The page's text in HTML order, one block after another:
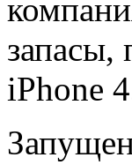
запасы,
iPhone